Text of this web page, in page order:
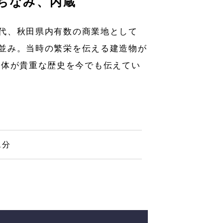
、秋田県内有数の商業地として
み。当時の繁栄を伝える建造物が
が貴重な歴史を今でも伝えてい